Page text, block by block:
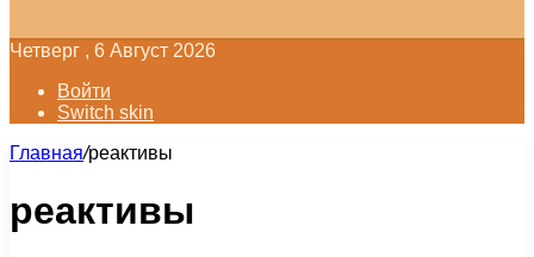
Четверг , 6 Август 2026
Войти
Switch skin
Главная/реактивы
реактивы